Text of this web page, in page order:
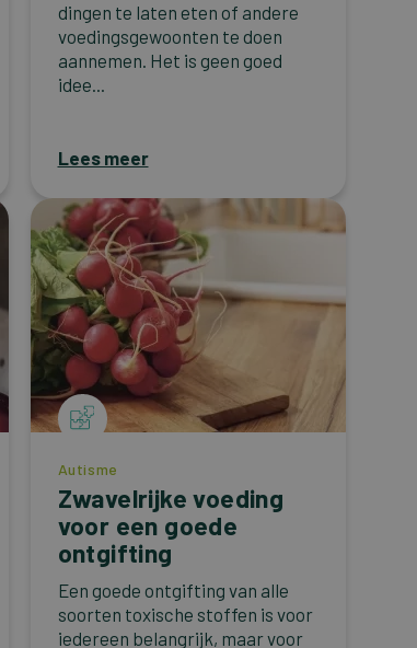
dingen te laten eten of andere
voedingsgewoonten te doen
aannemen. Het is geen goed
idee...
Lees meer
Autisme
Zwavelrijke voeding
voor een goede
ontgifting
Een goede ontgifting van alle
soorten toxische stoffen is voor
iedereen belangrijk, maar voor